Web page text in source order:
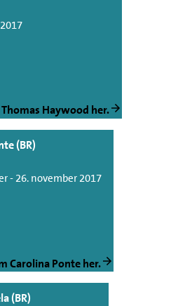
Haywood her.
(BR)
- 26. november 2017
Carolina Ponte her.
(BR)